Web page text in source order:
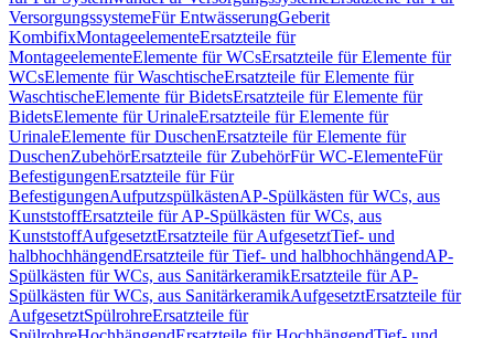
VersorgungssystemeFür EntwässerungGeberit
KombifixMontageelementeErsatzteile für
MontageelementeElemente für WCsErsatzteile für Elemente für
WCsElemente für WaschtischeErsatzteile für Elemente für
WaschtischeElemente für BidetsErsatzteile für Elemente für
BidetsElemente für UrinaleErsatzteile für Elemente für
UrinaleElemente für DuschenErsatzteile für Elemente für
DuschenZubehörErsatzteile für ZubehörFür WC-ElementeFür
BefestigungenErsatzteile für Für
BefestigungenAufputzspülkästenAP-Spülkästen für WCs, aus
KunststoffErsatzteile für AP-Spülkästen für WCs, aus
KunststoffAufgesetztErsatzteile für AufgesetztTief- und
halbhochhängendErsatzteile für Tief- und halbhochhängendAP-
Spülkästen für WCs, aus SanitärkeramikErsatzteile für AP-
Spülkästen für WCs, aus SanitärkeramikAufgesetztErsatzteile für
AufgesetztSpülrohreErsatzteile für